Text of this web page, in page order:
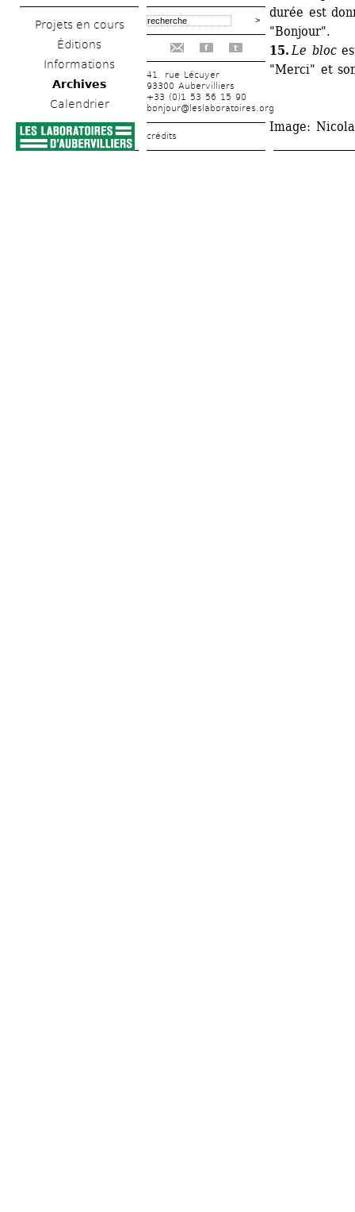
Projets en cours
Éditions
Informations
Archives
Calendrier
f t
41, rue Lécuyer
93300 Aubervilliers
+33 (0)1 53 56 15 90
bonjour@leslaboratoires.org
crédits
durée est
"Bonjour".
15. Le bloc
"Merci" et
Image: